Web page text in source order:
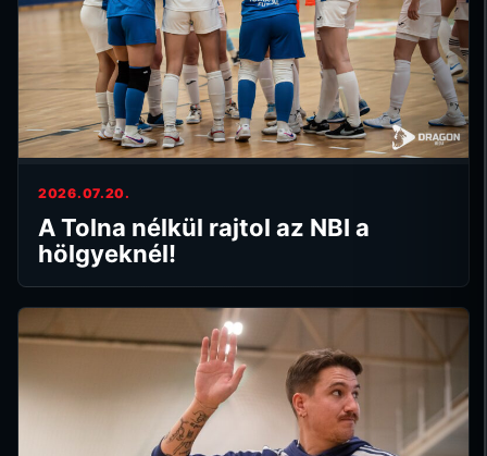
2026.07.20.
A Tolna nélkül rajtol az NBI a
hölgyeknél!